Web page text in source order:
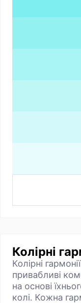
Колірні
Колірні
привабливі
на основі
колі. Кожна